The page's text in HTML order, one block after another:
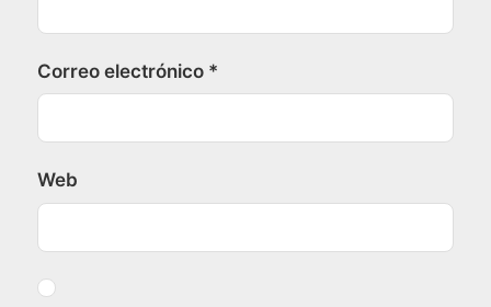
Correo electrónico *
Web